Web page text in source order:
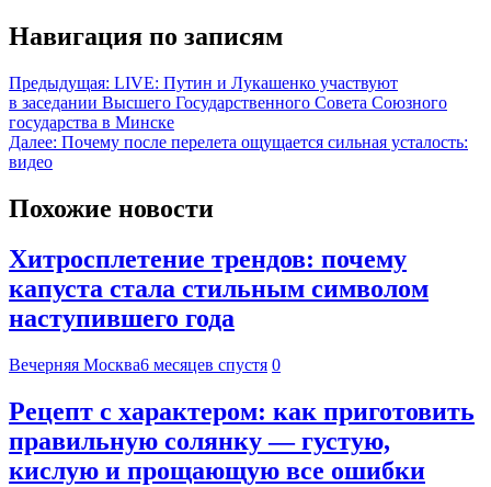
Навигация по записям
Предыдущая: LIVE: Путин и Лукашенко участвуют
в заседании Высшего Государственного Совета Союзного
государства в Минске
Далее: Почему после перелета ощущается сильная усталость:
видео
Похожие новости
Хитросплетение трендов: почему
капуста стала стильным символом
наступившего года
Вечерняя Москва6 месяцев спустя 0
Рецепт с характером: как приготовить
правильную солянку — густую,
кислую и прощающую все ошибки